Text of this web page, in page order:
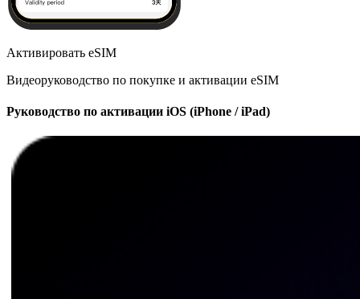
Активировать eSIM
Видеоруководство по покупке и активации eSIM
Руководство по активации iOS (iPhone / iPad)